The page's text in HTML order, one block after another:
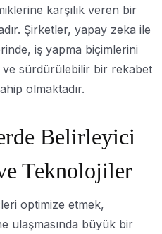
karşılık veren bir
Şirketler, yapay zeka ile
iş yapma biçimlerini
sürdürülebilir bir rekabet
olmaktadır.
Belirleyici
Teknolojiler
optimize etmek,
ulaşmasında büyük bir